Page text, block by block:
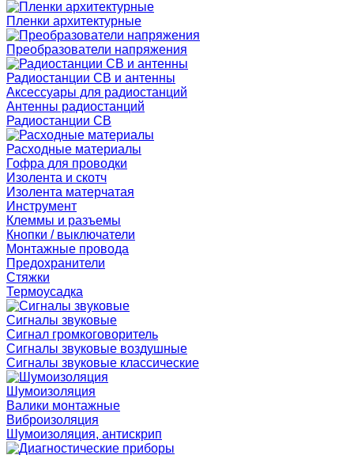
Пленки архитектурные
Преобразователи напряжения
Радиостанции CB и антенны
Аксессуары для радиостанций
Антенны радиостанций
Радиостанции CB
Расходные материалы
Гофра для проводки
Изолента и скотч
Изолента матерчатая
Инструмент
Клеммы и разъемы
Кнопки / выключатели
Монтажные провода
Предохранители
Стяжки
Термоусадка
Сигналы звуковые
Сигнал громкоговоритель
Сигналы звуковые воздушные
Сигналы звуковые классические
Шумоизоляция
Валики монтажные
Виброизоляция
Шумоизоляция, антискрип